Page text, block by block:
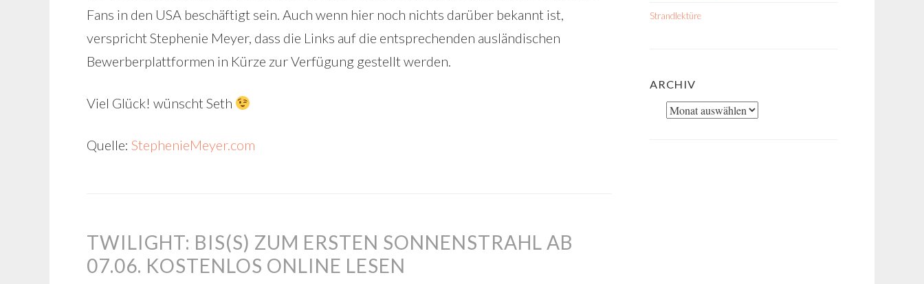
Fans in den USA beschäftigt sein. Auch wenn hier noch nichts darüber bekannt ist,
verspricht Stephenie Meyer, dass die Links auf die entsprechenden ausländischen
Bewerberplattformen in Kürze zur Verfügung gestellt werden.
Viel Glück! wünscht Seth
Quelle: StephenieMeyer.com
TWILIGHT: BIS(S) ZUM ERSTEN SONNENSTRAHL AB
07.06. KOSTENLOS ONLINE LESEN
Strandlektüre
ARCHIV
Archiv